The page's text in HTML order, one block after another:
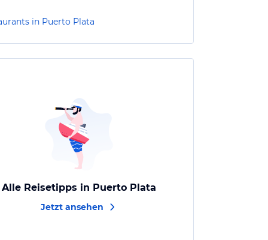
in Puerto Plata
Alle Reisetipps in Puerto Plata
Jetzt ansehen